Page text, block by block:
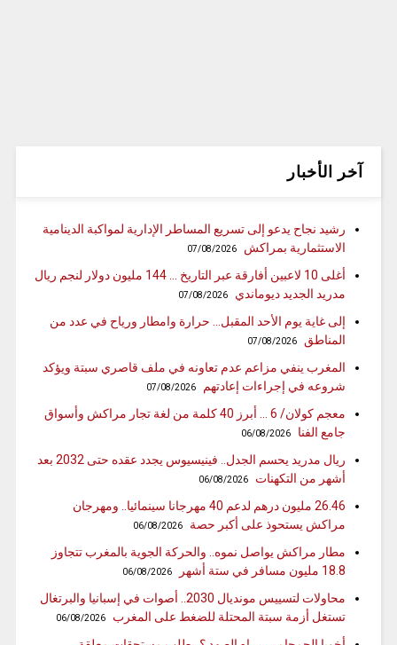
آخر الأخبار
رشيد نجاح يدعو إلى تسريع المساطر الإدارية لمواكبة الدينامية
الاستثمارية بمراكش
07/08/2026
أغلى 10 لاعبين أفارقة عبر التاريخ … 144 مليون دولار لنجم ريال
مدريد الجديد ديوماندي
07/08/2026
إلى غاية يوم الأحد المقبل… حرارة وامطار ورياح في عدد من
المناطق
07/08/2026
المغرب ينفي مزاعم عدم تعاونه في ملف قاصري سبتة ويؤكد
شروعه في إجراءات إعادتهم
07/08/2026
معجم كولان/ 6 … أبرز 40 كلمة من لغة تجار مراكش وأسواق
جامع الفنا
06/08/2026
ريال مدريد يحسم الجدل.. فينيسيوس يجدد عقده حتى 2032 بعد
أشهر من التكهنات
06/08/2026
26.46 مليون درهم لدعم 40 مهرجانا سينمائيا.. ومهرجان
مراكش يستحوذ على أكبر حصة
06/08/2026
مطار مراكش يواصل نموه.. والحركة الجوية بالمغرب تتجاوز
18.8 مليون مسافر في ستة أشهر
06/08/2026
محاولات لتسييس مونديال 2030.. أصوات في إسبانيا والبرتغال
تستغل أزمة سبتة المحتلة للضغط على المغرب
06/08/2026